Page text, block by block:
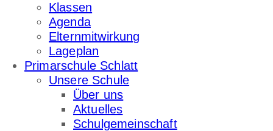
Klassen
Agenda
Elternmitwirkung
Lageplan
Primarschule Schlatt
Unsere Schule
Über uns
Aktuelles
Schulgemeinschaft